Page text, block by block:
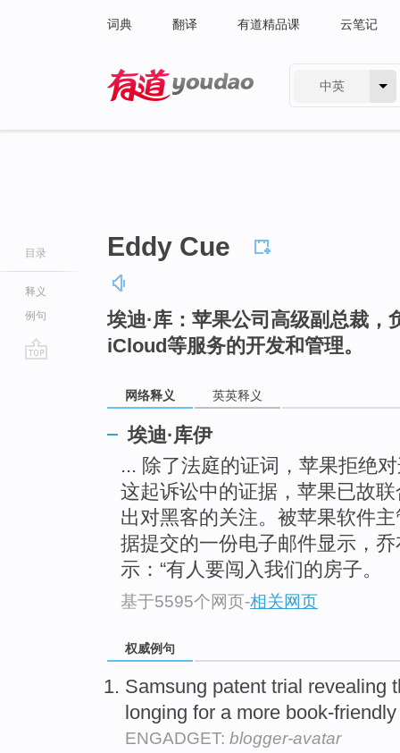
词典 翻译 有道精品课 云笔记
中英
目录
释义
例句
Eddy Cue
埃迪·库：苹果公司高级副总裁
iCloud等服务的开发和管理。
网络释义 英英释义
埃迪·库伊
... 除了法庭的证词，苹果拒绝
这起诉讼中的证据，苹果已故
出对黑客的关注。被苹果软件主
据提交的一份电子邮件显示，
示：“有人要闯入我们的房子。
基于5595个网页-相关网页
权威例句
Samsung patent trial revealing
longing for a more book-
ENGADGET: blogger-avatar